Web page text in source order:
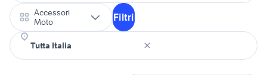
Accessori
Moto
Filtri